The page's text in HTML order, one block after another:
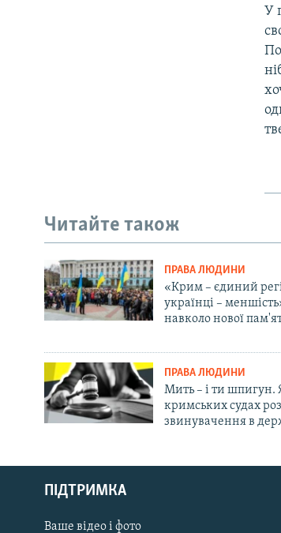
Русский
Qırımtatar
У
Читайте також
ПРАВА ЛЮДИНИ
«Крим – єдиний
українці –
навколо нової
ПРАВА ЛЮДИНИ
Мить – і ти шпигун.
кримських судах
звинувачення в
ПІДТРИМКА
Ваше відео і фото